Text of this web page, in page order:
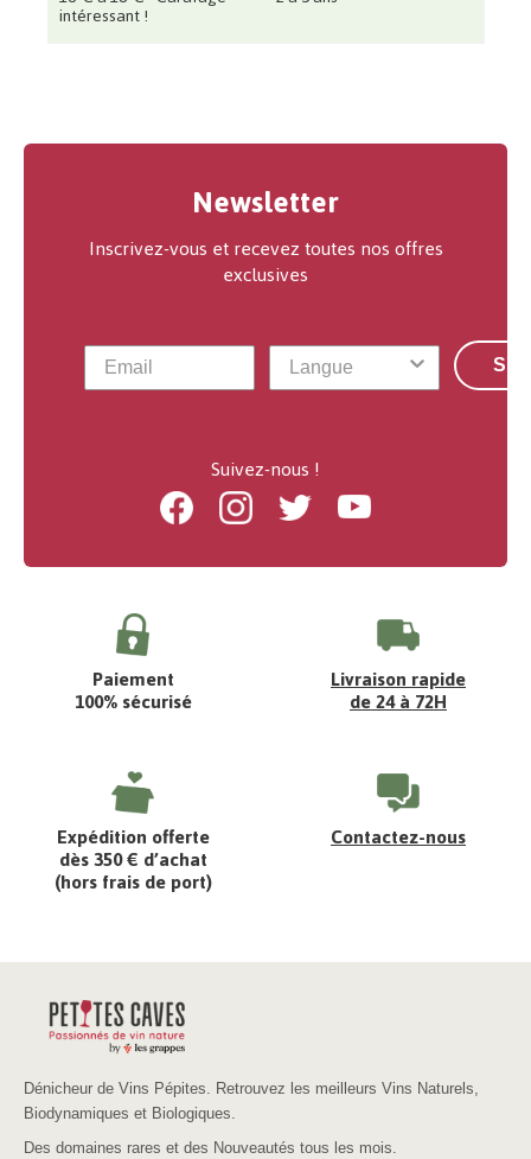
intéressant !
Newsletter
Inscrivez-vous et recevez toutes nos offres
exclusives
Suivez-nous !
FacebookInstagramTwitter Youtube
Paiement
100% sécurisé
Livraison rapide
de 24 à 72H
Expédition offerte
dès 350 € d’achat
(hors frais de port)
Contactez-nous
Dénicheur de Vins Pépites. Retrouvez les meilleurs Vins Naturels,
Biodynamiques et Biologiques.
Des domaines rares et des Nouveautés tous les mois.